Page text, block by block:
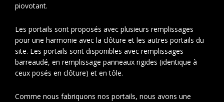
piovotant.
Les portails sont proposés avec plusieurs remplissages
pour une harmonie avec la clôture et les autres portails du
site. Les portails sont disponibles avec remplissages
barreaudé, en remplissage panneaux rigides (identique à
ceux posés en clôture) et en tôle.
Comme nous fabriquons nos portails, nous avons une